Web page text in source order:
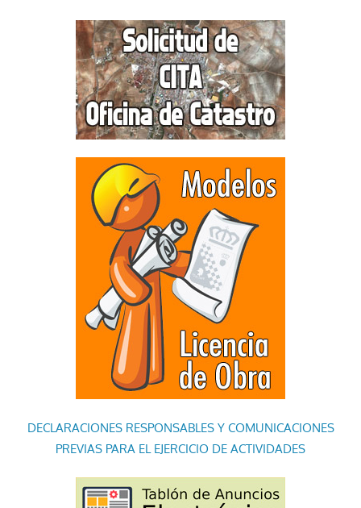
DECLARACIONES RESPONSABLES Y COMUNICACIONES
PREVIAS PARA EL EJERCICIO DE ACTIVIDADES